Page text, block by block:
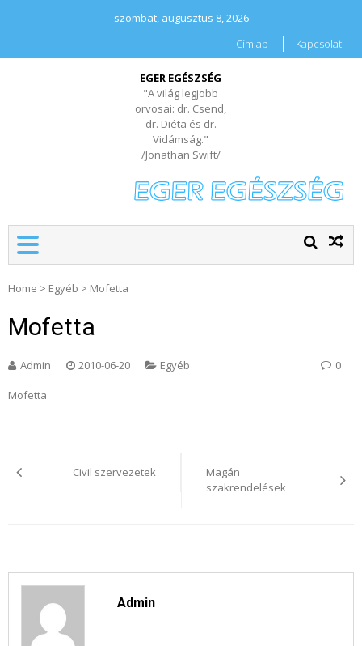
szombat, augusztus 8, 2026
Címlap
Kapcsolat
EGER EGÉSZSÉG
"A világ legjobb
orvosai: dr. Csend,
dr. Diéta és dr.
Vidámság."
/Jonathan Swift/
Home > Egyéb > Mofetta
Mofetta
Admin 2010-06-20 Egyéb 0
Mofetta
navigációCivil szervezetek
Magán
szakrendelések
Admin